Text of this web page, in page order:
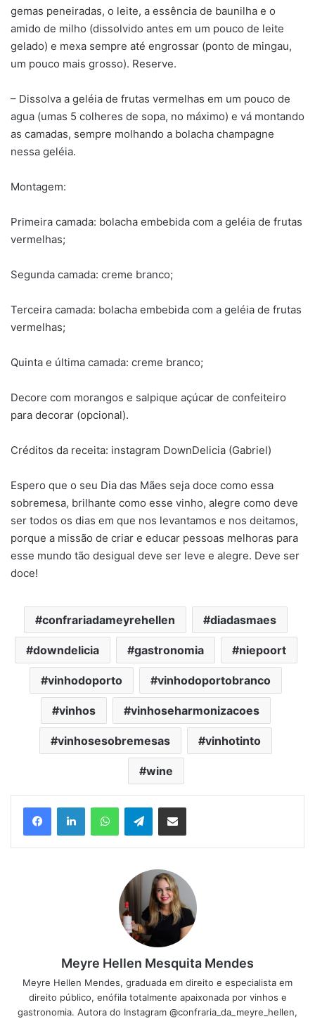
gemas peneiradas, o leite, a essência de baunilha e o
amido de milho (dissolvido antes em um pouco de leite
gelado) e mexa sempre até engrossar (ponto de mingau,
um pouco mais grosso). Reserve.
– Dissolva a geléia de frutas vermelhas em um pouco de
agua (umas 5 colheres de sopa, no máximo) e vá montando
as camadas, sempre molhando a bolacha champagne
nessa geléia.
Montagem:
Primeira camada: bolacha embebida com a geléia de frutas
vermelhas;
Segunda camada: creme branco;
Terceira camada: bolacha embebida com a geléia de frutas
vermelhas;
Quinta e última camada: creme branco;
Decore com morangos e salpique açúcar de confeiteiro
para decorar (opcional).
Créditos da receita: instagram DownDelicia (Gabriel)
Espero que o seu Dia das Mães seja doce como essa
sobremesa, brilhante como esse vinho, alegre como deve
ser todos os dias em que nos levantamos e nos deitamos,
porque a missão de criar e educar pessoas melhoras para
esse mundo tão desigual deve ser leve e alegre. Deve ser
doce!
confrariadameyrehellen diadasmaes
downdelicia gastronomia niepoort
vinhodoporto vinhodoportobranco
vinhos vinhoseharmonizacoes
vinhosesobremesas vinhotinto
wine
Telegram
Meyre Hellen Mesquita Mendes
Meyre Hellen Mendes, graduada em direito e especialista em
direito público, enófila totalmente apaixonada por vinhos e
gastronomia. Autora do Instagram @confraria_da_meyre_hellen,